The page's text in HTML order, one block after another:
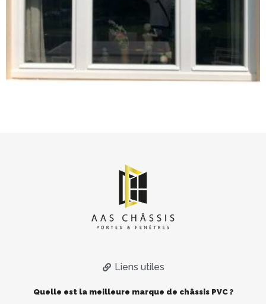
Liens utiles
Quelle est la meilleure marque de châssis PVC ?